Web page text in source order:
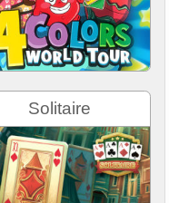
Solitaire